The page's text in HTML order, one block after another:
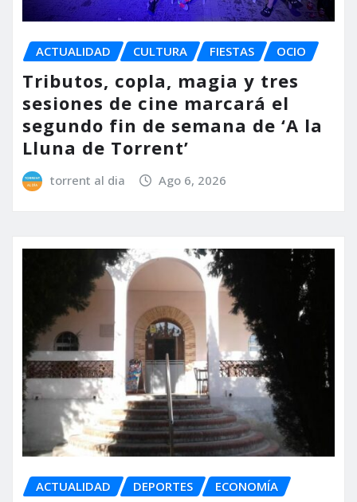
ACTUALIDAD CULTURA FIESTAS OCIO
Tributos, copla, magia y tres
sesiones de cine marcará el
segundo fin de semana de ‘A la
Lluna de Torrent’
torrent al dia Ago 6, 2026
ACTUALIDAD DEPORTES ECONOMÍA